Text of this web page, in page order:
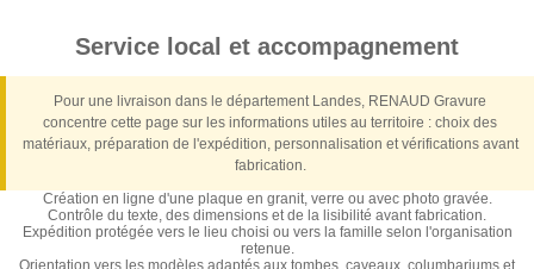
Service local et accompagnement
Pour une livraison dans le département Landes, RENAUD Gravure
concentre cette page sur les informations utiles au territoire : choix des
matériaux, préparation de l'expédition, personnalisation et vérifications avant
fabrication.
Création en ligne d'une plaque en granit, verre ou avec photo gravée.
Contrôle du texte, des dimensions et de la lisibilité avant fabrication.
Expédition protégée vers le lieu choisi ou vers la famille selon l'organisation
retenue.
Orientation vers les modèles adaptés aux tombes, caveaux, columbariums et